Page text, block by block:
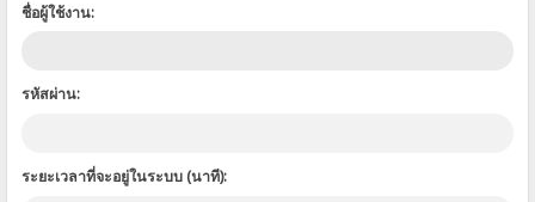
ชื่อผู้ใช้งาน:
รหัสผ่าน:
ระยะเวลาที่จะอยู่ในระบบ (นาที):